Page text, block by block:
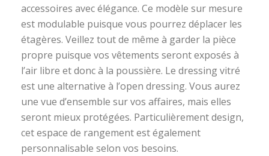
accessoires avec élégance. Ce modèle sur mesure
est modulable puisque vous pourrez déplacer les
étagères. Veillez tout de même à garder la pièce
propre puisque vos vêtements seront exposés à
l’air libre et donc à la poussière. Le dressing vitré
est une alternative à l’open dressing. Vous aurez
une vue d’ensemble sur vos affaires, mais elles
seront mieux protégées. Particulièrement design,
cet espace de rangement est également
personnalisable selon vos besoins.